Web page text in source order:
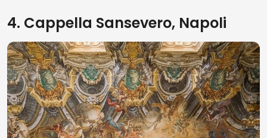
4. Cappella Sansevero, Napoli